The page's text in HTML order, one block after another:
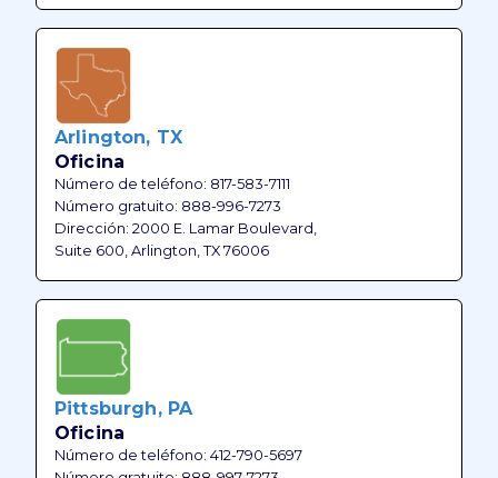
Arlington, TX
Oficina
Número de teléfono: 817-583-7111
Número gratuito: 888-996-7273
Dirección: 2000 E. Lamar Boulevard,
Suite 600, Arlington, TX 76006
Pittsburgh, PA
Oficina
Número de teléfono: 412-790-5697